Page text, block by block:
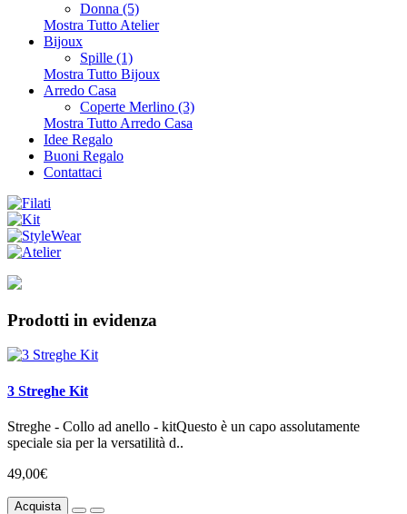
Donna (5)
Mostra Tutto Atelier
Bijoux
Spille (1)
Mostra Tutto Bijoux
Arredo Casa
Coperte Merlino (3)
Mostra Tutto Arredo Casa
Idee Regalo
Buoni Regalo
Contattaci
Prodotti in evidenza
3 Streghe Kit
Streghe - Collo ad anello - kitQuesto è un capo assolutamente
speciale sia per la versatilità d..
49,00€
Acquista